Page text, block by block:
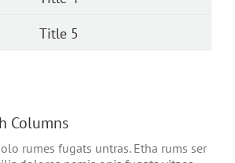
Title 5
Columns
rumes fugats untras. Etha rums ser